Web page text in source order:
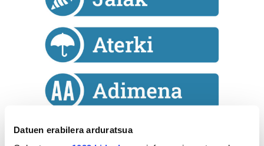
Datuen erabilera arduratsua
Astekaria